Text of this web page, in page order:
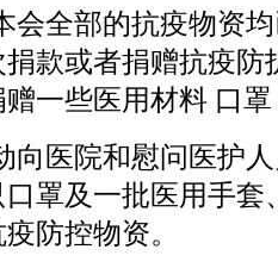
会全部的抗疫物资
捐款或者捐赠抗疫
赠一些医用材料 口
向医院和慰问医护
口罩及一批医用手
防控物资。